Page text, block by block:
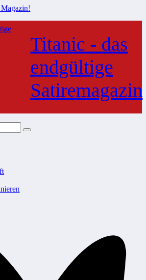
Titanic - das
endgültige
Satiremagazin